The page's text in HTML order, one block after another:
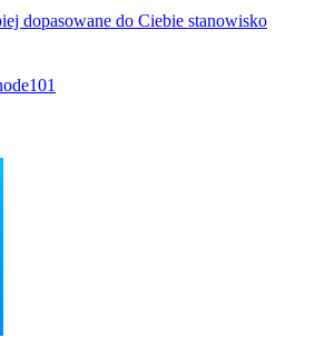
dopasowane do Ciebie stanowisko